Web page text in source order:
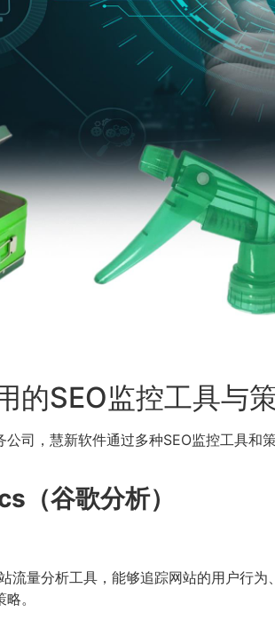
的SEO监控工具与
司，慧新软件通过多种SEO监控工具
谷歌分析）
量分析工具，能够追踪网站的用户行
。